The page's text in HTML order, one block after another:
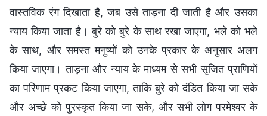
वास्तविक रंग दिखाता है, जब उसे ताड़ना दी जाती है और उसका
न्याय किया जाता है। बुरे को बुरे के साथ रखा जाएगा, भले को भले
के साथ, और समस्त मनुष्यों को उनके प्रकार के अनुसार अलग
किया जाएगा। ताड़ना और न्याय के माध्यम से सभी सृजित प्राणियों
का परिणाम प्रकट किया जाएगा, ताकि बुरे को दंडित किया जा सके
और अच्छे को पुरस्कृत किया जा सके, और सभी लोग परमेश्वर के